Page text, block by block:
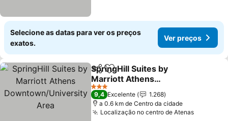
Selecione as datas para ver os preços
exatos.
Ver preços
PartilharAdicionar aos favoritos
SpringHill Suites by
Marriott Athens
Downtown/University
Area
3 Estrelas
9,4 Excelente
1.268
a 0.6 km de Centro da cidade
Localização no centro de Atenas